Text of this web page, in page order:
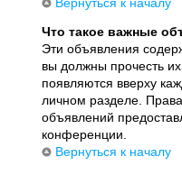
Что такое важные
Эти объявления
вы должны прочесть
появляются вверху
личном разделе.
объявлений
конференции.
Вернуться к началу